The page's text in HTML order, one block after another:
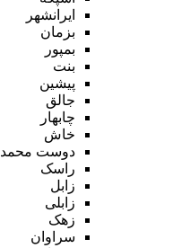
ایرانشهر
بزمان
بمپور
بنت
پیشین
جالق
چابهار
خاش
دوست محمد
راسک
زابل
زابلی
زهک
سراوان